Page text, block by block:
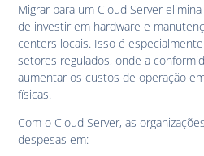
Migrar para um Cloud Server
de investir em hardware e
centers locais. Isso é
setores regulados, onde a
aumentar os custos de operação
físicas.
Com o Cloud Server, as
despesas em: